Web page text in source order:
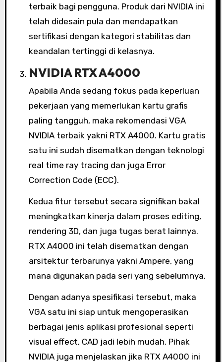
terbaik bagi pengguna. Produk dari NVIDIA ini
telah didesain pula dan mendapatkan
sertifikasi dengan kategori stabilitas dan
keandalan tertinggi di kelasnya.
NVIDIA RTX A4000
Apabila Anda sedang fokus pada keperluan
pekerjaan yang memerlukan kartu grafis
paling tangguh, maka rekomendasi VGA
NVIDIA terbaik yakni RTX A4000. Kartu gratis
satu ini sudah disematkan dengan teknologi
real time ray tracing dan juga Error
Correction Code (ECC).
Kedua fitur tersebut secara signifikan bakal
meningkatkan kinerja dalam proses editing,
rendering 3D, dan juga tugas berat lainnya.
RTX A4000 ini telah disematkan dengan
arsitektur terbarunya yakni Ampere, yang
mana digunakan pada seri yang sebelumnya.
Dengan adanya spesifikasi tersebut, maka
VGA satu ini siap untuk mengoperasikan
berbagai jenis aplikasi profesional seperti
visual effect, CAD jadi lebih mudah. Pihak
NVIDIA juga menjelaskan jika RTX A4000 ini